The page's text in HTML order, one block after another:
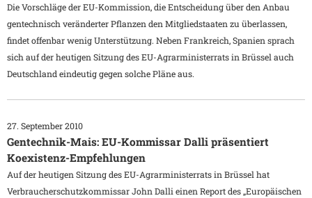
Die Vorschläge der EU-Kommission, die Entscheidung über den Anbau
gentechnisch veränderter Pflanzen den Mitgliedstaaten zu überlassen,
findet offenbar wenig Unterstützung. Neben Frankreich, Spanien sprach
sich auf der heutigen Sitzung des EU-Agrarministerrats in Brüssel auch
Deutschland eindeutig gegen solche Pläne aus.
27. September 2010
Gentechnik-Mais: EU-Kommissar Dalli präsentiert
Koexistenz-Empfehlungen
Auf der heutigen Sitzung des EU-Agrarministerrats in Brüssel hat
Verbraucherschutzkommissar John Dalli einen Report des „Europäischen